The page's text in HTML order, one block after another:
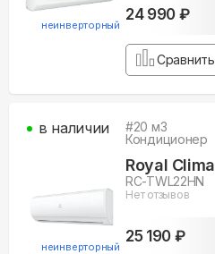
неинверторный
24 990 ₽
Сравнить
неинверторный
#20 м3
Кондиционер
Royal Clima
RC-TWL22HN
Нет отзывов
25 190 ₽
в наличии